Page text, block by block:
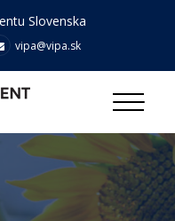
Slovenska
vipa@vipa.sk